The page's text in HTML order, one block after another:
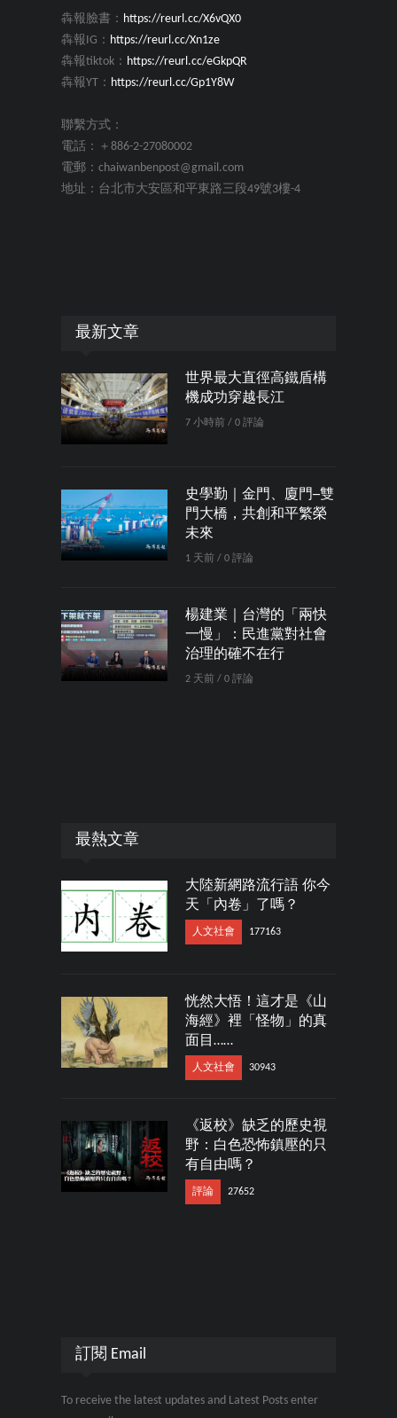
犇報臉書： https://reurl.cc/X6vQX0
犇報IG： https://reurl.cc/Xn1ze
犇報tiktok： https://reurl.cc/eGkpQR
犇報YT： https://reurl.cc/Gp1Y8W
聯繫方式：
電話：＋886-2-27080002
電郵：chaiwanbenpost@gmail.com
地址：台北市大安區和平東路三段49號3樓-4
最新文章
世界最大直徑高鐵盾構
機成功穿越長江
7 小時前 / 0 評論
史學勤｜金門、廈門─雙
門大橋，共創和平繁榮
未來
1 天前 / 0 評論
楊建業｜台灣的「兩快
一慢」：民進黨對社會
治理的確不在行
2 天前 / 0 評論
最熱文章
大陸新網路流行語 你今
天「內卷」了嗎？
人文社會 177163
恍然大悟！這才是《山
海經》裡「怪物」的真
面目……
人文社會 30943
《返校》缺乏的歷史視
野：白色恐怖鎮壓的只
有自由嗎？
評論 27652
訂閱 Email
To receive the latest updates and Latest Posts enter